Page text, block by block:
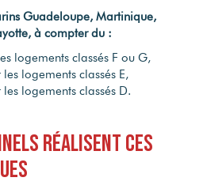
Guadeloupe, Martinique,
à compter du :
logements classés F ou G,
les logements classés E,
les logements classés D.
réalisent ces